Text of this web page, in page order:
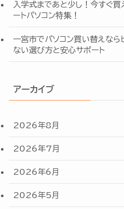
入学式まであと少し！今すぐ買
ートパソコン特集！
一宮市でパソコン買い替えなら
ない選び方と安心サポート
アーカイブ
2026年8月
2026年7月
2026年6月
2026年5月